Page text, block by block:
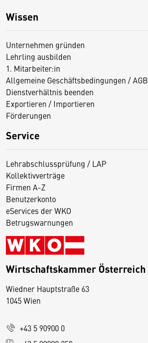
Wissen
Unternehmen gründen
Lehrling ausbilden
1. Mitarbeiter:in
Allgemeine Geschäftsbedingungen / AGB
Dienstverhältnis beenden
Exportieren / Importieren
Förderungen
Service
Lehrabschlussprüfung / LAP
Kollektivverträge
Firmen A-Z
Benutzerkonto
eServices der WKO
Betrugswarnungen
Wirtschaftskammer Österreich
Wiedner Hauptstraße 63
1045 Wien
+43 5 90900 0
D
e